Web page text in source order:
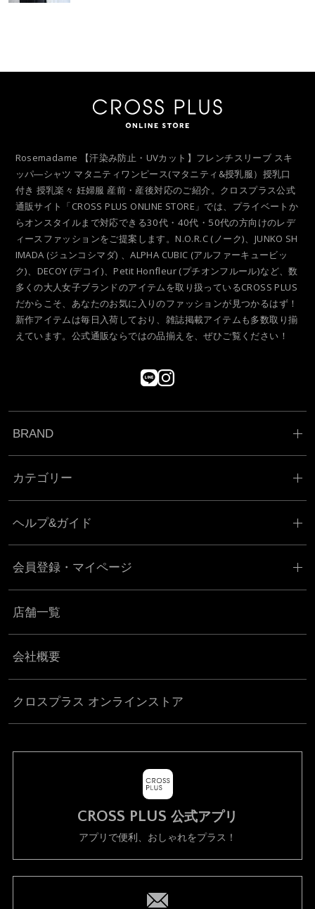
Rosemadame 【汗染み防止・UVカット】フレンチスリーブ スキ
ッパ―シャツ マタニティワンピース(マタニティ&授乳服）授乳口
付き 授乳楽々 妊婦服 産前・産後対応のご紹介。クロスプラス公式
通販サイト「CROSS PLUS ONLINE STORE」では、プライベートか
らオンスタイルまで対応できる30代・40代・50代の方向けのレデ
ィースファッションをご提案します。N.O.R.C (ノーク)、JUNKO SH
IMADA (ジュンコシマダ) 、ALPHA CUBIC (アルファーキュービッ
ク)、DECOY (デコイ)、Petit Honfleur (プチオンフルール)など、数
多くの大人女子ブランドのアイテムを取り扱っているCROSS PLUS
だからこそ、あなたのお気に入りのファッションが見つかるはず！
新作アイテムは毎日入荷しており、雑誌掲載アイテムも多数取り揃
えています。公式通販ならではの品揃えを、ぜひご覧ください！
BRAND
カテゴリー
ヘルプ&ガイド
会員登録・マイページ
店舗一覧
会社概要
クロスプラス オンラインストア
CROSS PLUS 公式アプリ
アプリで便利、おしゃれをプラス！